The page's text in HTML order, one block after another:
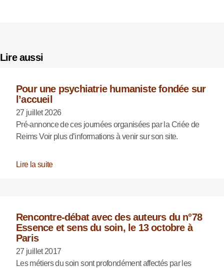
Lire aussi
Pour une psychiatrie humaniste fondée sur
l’accueil
27 juillet 2026
Pré-annonce de ces journées organisées par la Criée de
Reims Voir plus d’informations à venir sur son site.
Lire la suite
Rencontre-débat avec des auteurs du n°78
Essence et sens du soin, le 13 octobre à
Paris
27 juillet 2017
Les métiers du soin sont profondément affectés par les